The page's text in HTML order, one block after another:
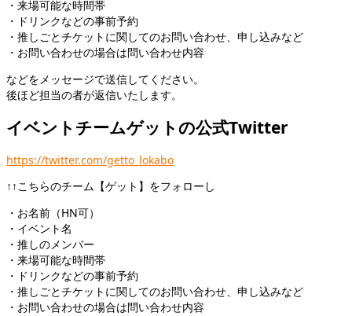
・来場可能な時間帯
・ドリンクなどの事前予約
・推しごとチケットに関してのお問い合わせ、申し込みなど
・お問い合わせの場合は問い合わせ内容
などをメッセージで送信してください。
後ほど担当の者が返信いたします。
イベントチームゲットの公式Twitter
https://twitter.com/getto_lokabo
↑↑こちらのチーム【ゲット】をフォローし
・お名前（HN可）
・イベント名
・推しのメンバー
・来場可能な時間帯
・ドリンクなどの事前予約
・推しごとチケットに関してのお問い合わせ、申し込みなど
・お問い合わせの場合は問い合わせ内容